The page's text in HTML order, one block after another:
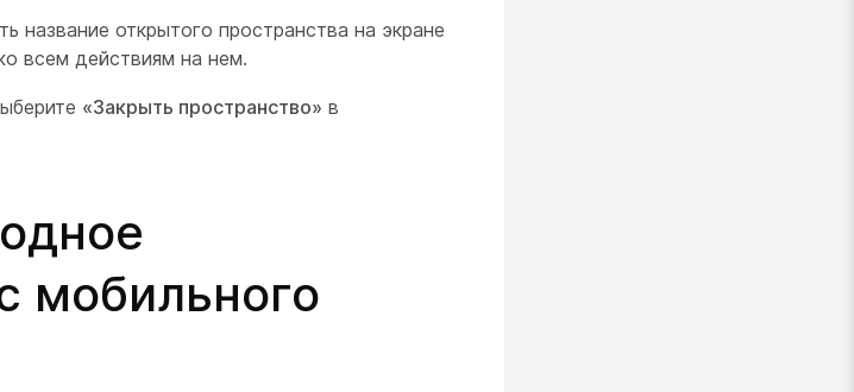
название открытого пространства на экране
всем действиям на нем.
«Закрыть пространство» в
мобильного